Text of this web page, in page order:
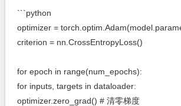
```python
optimizer =
criterion = nn.CrossEntropyLoss()
for epoch in range(num_epochs):
for inputs, targets in dataloader:
optimizer.zero_grad() # 清零梯度